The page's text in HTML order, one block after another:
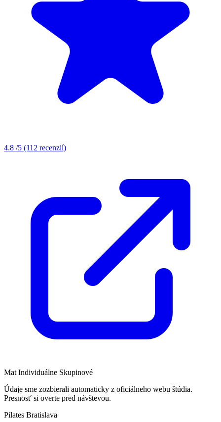
4.8 /5 (112 recenzií)
Mat Individuálne Skupinové
Údaje sme zozbierali automaticky z oficiálneho webu štúdia.
Presnosť si overte pred návštevou.
Pilates Bratislava